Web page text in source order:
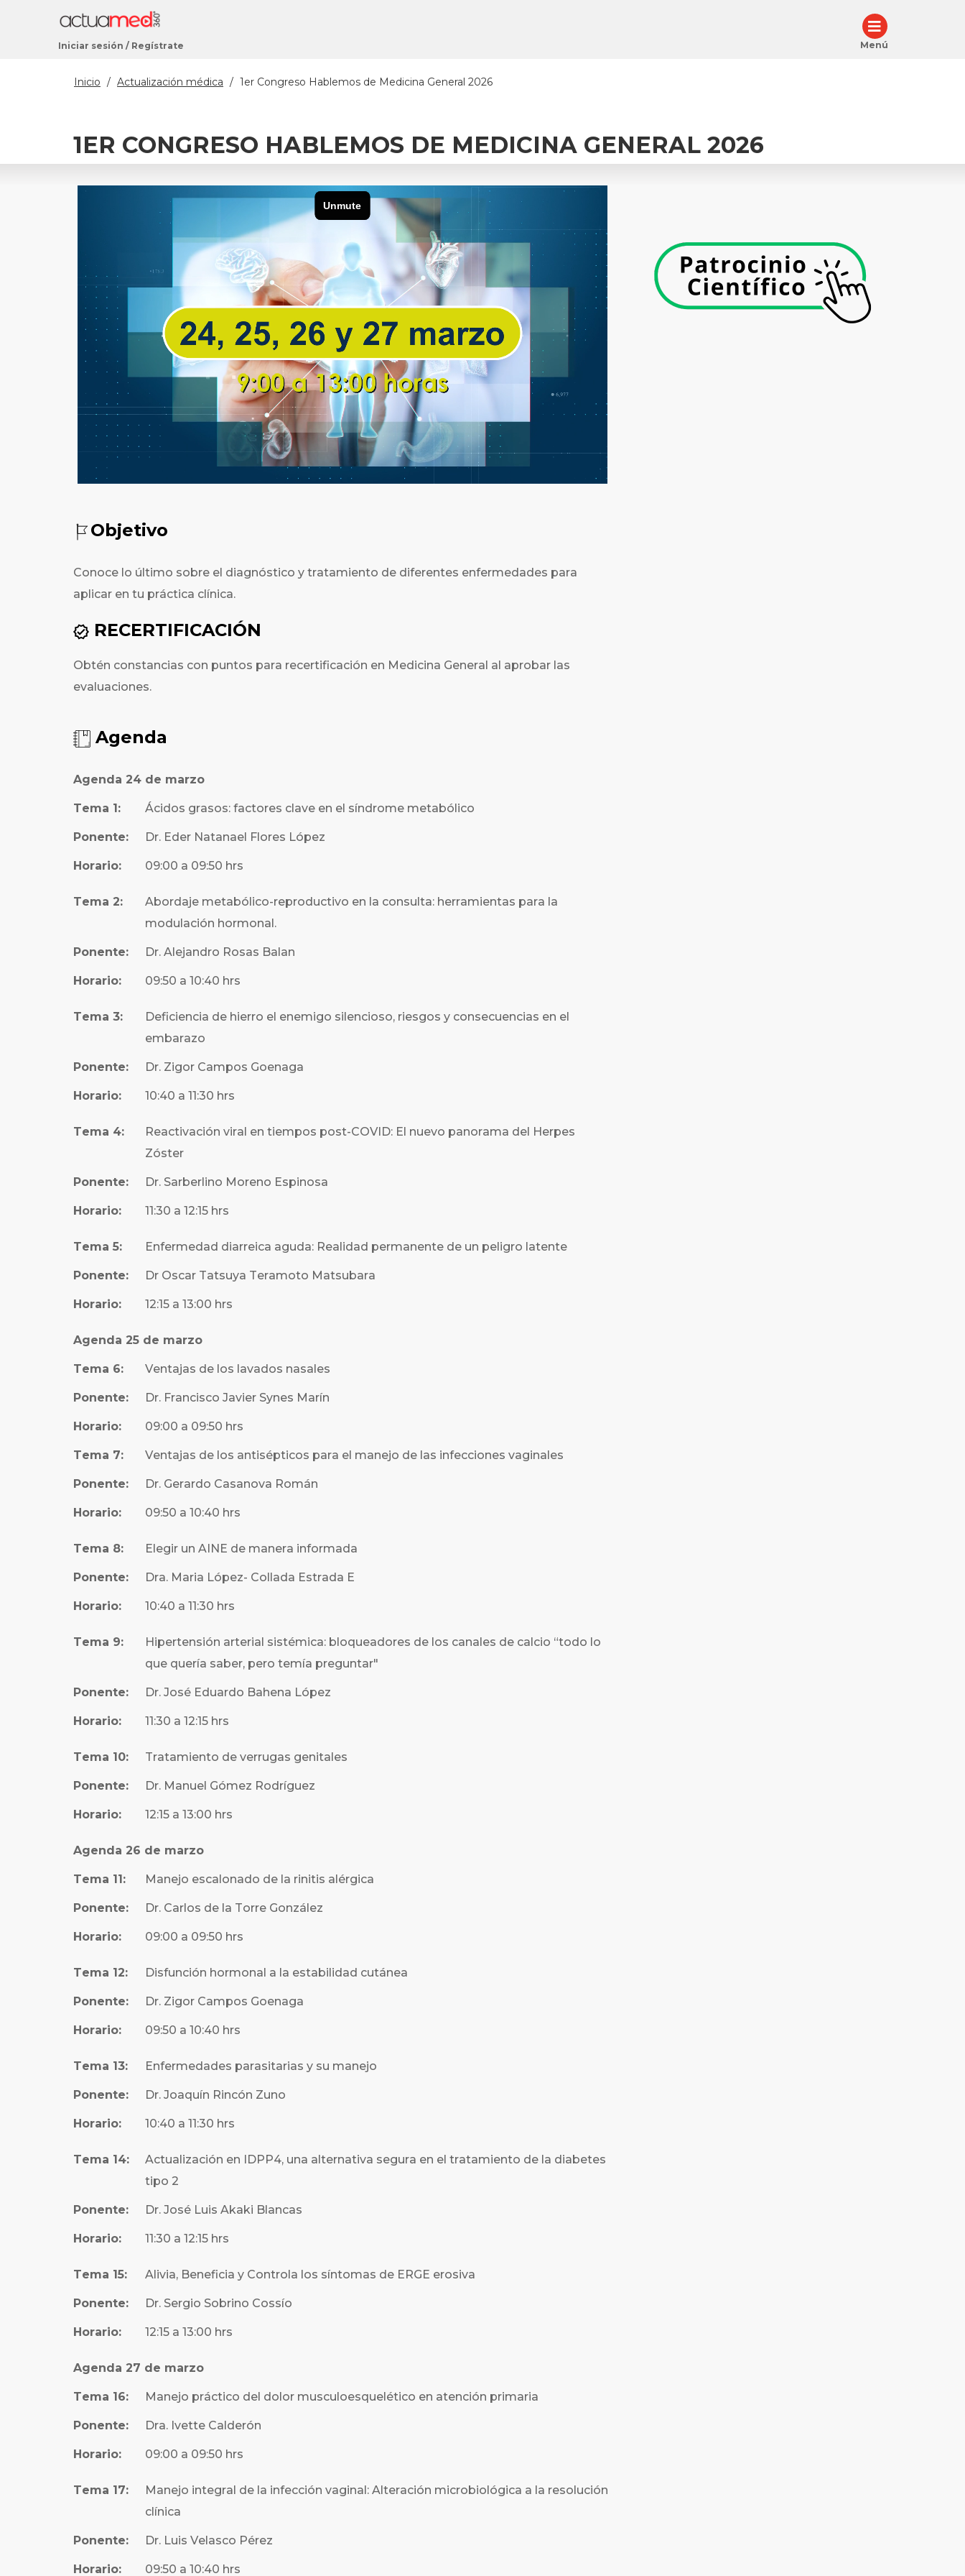
Iniciar sesión / Regístrate Menú
Inicio / Actualización médica / 1er Congreso Hablemos de Medicina General 2026
1ER CONGRESO HABLEMOS DE MEDICINA GENERAL 2026
Objetivo
Conoce lo último sobre el diagnóstico y tratamiento de diferentes enfermedades para
aplicar en tu práctica clínica.
RECERTIFICACIÓN
Obtén constancias con puntos para recertificación en Medicina General al aprobar las
evaluaciones.
Agenda
Agenda 24 de marzo
Tema 1: Ácidos grasos: factores clave en el síndrome metabólico
Ponente: Dr. Eder Natanael Flores López
Horario: 09:00 a 09:50 hrs
Tema 2:
Abordaje metabólico-reproductivo en la consulta: herramientas para la
modulación hormonal.
Ponente: Dr. Alejandro Rosas Balan
Horario: 09:50 a 10:40 hrs
Tema 3:
Deficiencia de hierro el enemigo silencioso, riesgos y consecuencias en el
embarazo
Ponente: Dr. Zigor Campos Goenaga
Horario: 10:40 a 11:30 hrs
Tema 4:
Reactivación viral en tiempos post-COVID: El nuevo panorama del Herpes
Zóster
Ponente: Dr. Sarberlino Moreno Espinosa
Horario: 11:30 a 12:15 hrs
Tema 5: Enfermedad diarreica aguda: Realidad permanente de un peligro latente
Ponente: Dr Oscar Tatsuya Teramoto Matsubara
Horario: 12:15 a 13:00 hrs
Agenda 25 de marzo
Tema 6: Ventajas de los lavados nasales
Ponente: Dr. Francisco Javier Synes Marín
Horario: 09:00 a 09:50 hrs
Tema 7: Ventajas de los antisépticos para el manejo de las infecciones vaginales
Ponente: Dr. Gerardo Casanova Román
Horario: 09:50 a 10:40 hrs
Tema 8: Elegir un AINE de manera informada
Ponente: Dra. Maria López- Collada Estrada E
Horario: 10:40 a 11:30 hrs
Tema 9:
Hipertensión arterial sistémica: bloqueadores de los canales de calcio “todo lo
que quería saber, pero temía preguntar"
Ponente: Dr. José Eduardo Bahena López
Horario: 11:30 a 12:15 hrs
Tema 10: Tratamiento de verrugas genitales
Ponente: Dr. Manuel Gómez Rodríguez
Horario: 12:15 a 13:00 hrs
Agenda 26 de marzo
Tema 11: Manejo escalonado de la rinitis alérgica
Ponente: Dr. Carlos de la Torre González
Horario: 09:00 a 09:50 hrs
Tema 12: Disfunción hormonal a la estabilidad cutánea
Ponente: Dr. Zigor Campos Goenaga
Horario: 09:50 a 10:40 hrs
Tema 13: Enfermedades parasitarias y su manejo
Ponente: Dr. Joaquín Rincón Zuno
Horario: 10:40 a 11:30 hrs
Tema 14:
Actualización en IDPP4, una alternativa segura en el tratamiento de la diabetes
tipo 2
Ponente: Dr. José Luis Akaki Blancas
Horario: 11:30 a 12:15 hrs
Tema 15: Alivia, Beneficia y Controla los síntomas de ERGE erosiva
Ponente: Dr. Sergio Sobrino Cossío
Horario: 12:15 a 13:00 hrs
Agenda 27 de marzo
Tema 16: Manejo práctico del dolor musculoesquelético en atención primaria
Ponente: Dra. Ivette Calderón
Horario: 09:00 a 09:50 hrs
Tema 17:
Manejo integral de la infección vaginal: Alteración microbiológica a la resolución
clínica
Ponente: Dr. Luis Velasco Pérez
Horario: 09:50 a 10:40 hrs